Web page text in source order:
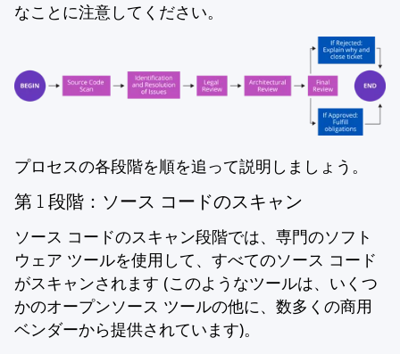
なことに注意してください。
プロセスの各段階を順を追って説明しましょう。
第 1 段階：ソース コードのスキャン
ソース コードのスキャン段階では、専門のソフト
ウェア ツールを使用して、すべてのソース コード
がスキャンされます (このようなツールは、いくつ
かのオープンソース ツールの他に、数多くの商用
ベンダーから提供されています)。